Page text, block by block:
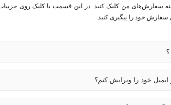
سفارش‌های من کلیک کنید. در این قسمت با کلیک روی جزییات
خود را پیگیری کنید.
خود را ویرایش کنم؟